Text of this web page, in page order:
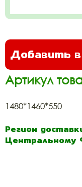
Добавить
Артикул
1480*1460*550
Регион
Центральному